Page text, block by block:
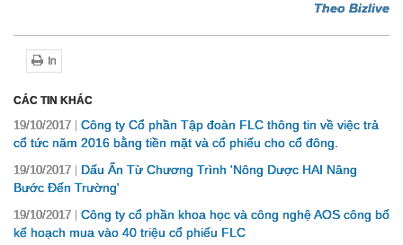
Theo Bizlive
In
CÁC TIN KHÁC
19/10/2017
Công ty Cổ phần Tập đoàn FLC thông tin về việc trả
cổ tức năm 2016 bằng tiền mặt và cổ phiếu cho cổ đông.
19/10/2017
Dấu Ấn Từ Chương Trình 'Nông Dược HAI Nâng
Bước Đến Trường'
19/10/2017
Công ty cổ phần khoa học và công nghệ AOS công bố
kế hoạch mua vào 40 triệu cổ phiếu FLC